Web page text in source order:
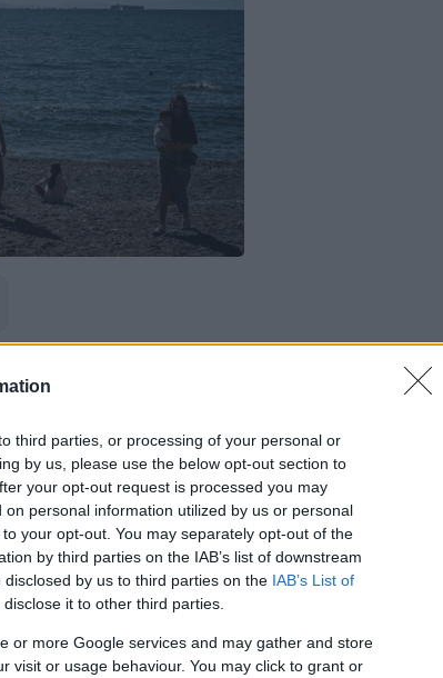
third parties, or processing of your personal or
by us, please use the below opt-out section to
your opt-out request is processed you may
personal information utilized by us or personal
your opt-out. You may separately opt-out of the
by third parties on the IAB’s list of downstream
by us to third parties on the IAB’s List of
it to other third parties.
or more Google services and may gather and store
visit or usage behaviour. You may click to grant or
των
τον
Evros Pass
την γυναίκα